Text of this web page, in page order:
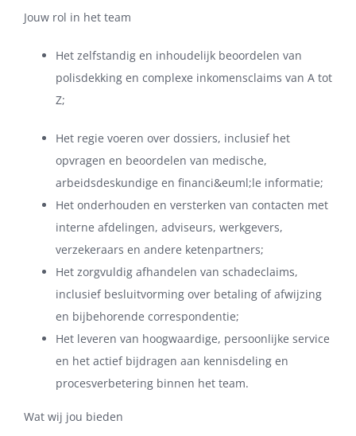
Jouw rol in het team
Het zelfstandig en inhoudelijk beoordelen van
polisdekking en complexe inkomensclaims van A tot
Z;
Het regie voeren over dossiers, inclusief het
opvragen en beoordelen van medische,
arbeidsdeskundige en financi&euml;le informatie;
Het onderhouden en versterken van contacten met
interne afdelingen, adviseurs, werkgevers,
verzekeraars en andere ketenpartners;
Het zorgvuldig afhandelen van schadeclaims,
inclusief besluitvorming over betaling of afwijzing
en bijbehorende correspondentie;
Het leveren van hoogwaardige, persoonlijke service
en het actief bijdragen aan kennisdeling en
procesverbetering binnen het team.
Wat wij jou bieden